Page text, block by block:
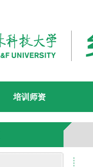
培训师资